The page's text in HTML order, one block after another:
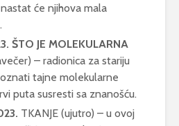
će njihova mala
ŠTO JE MOLEKULARNA
– radionica za stariju
tajne molekularne
puta susresti sa znanošću.
TKANJE (ujutro) – u ovoj